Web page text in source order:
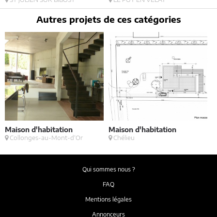
Autres projets de ces catégories
Maison d'habitation
Collonges-au-Mont-d'Or
Maison d'habitation
Chélieu
Qui sommes nous ?
FAQ
Mentions légales
Annonceurs